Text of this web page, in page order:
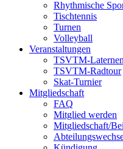
Rhythmische
Tischtennis
Turnen
Volleyball
Veranstaltungen
TSVTM-
TSVTM-Radtour
Skat-Turnier
Mitgliedschaft
FAQ
Mitglied werden
Mitgliedschaft/